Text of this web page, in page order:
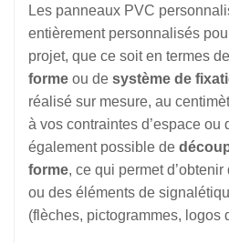
Les panneaux PVC
entièrement personnalisés
projet, que ce soit en termes de
forme ou de système de
réalisé sur mesure, au
à vos contraintes d’espace ou
également possible de
forme, ce qui permet
ou des éléments de
(flèches, pictogrammes, logos